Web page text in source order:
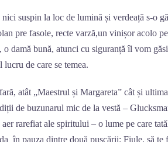
suspin la loc de lumină și verdeață s-o
pre fasole, recte varză,un vinișor acolo
damă bună, atunci cu siguranță îl vom
de care se temea.
atât „Maestrul și Margareta” cât și ultima
de buzunarul mic de la vestă –
rarefiat ale spiritului – o lume pe care
în pauza dintre două pușcării: Fiule, să te